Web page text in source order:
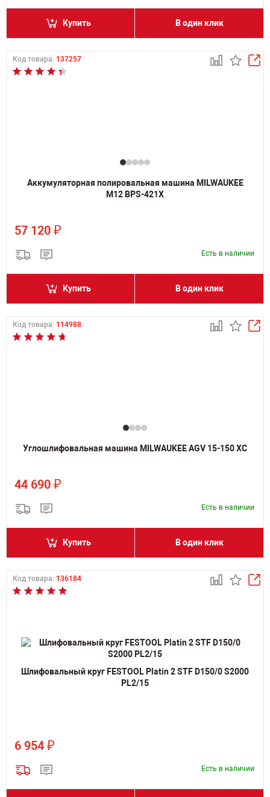
Купить В один клик
Код товара: 137257
Аккумуляторная полировальная машина MILWAUKEE
M12 BPS-421X
57 120 ₽
Есть в наличии
Купить В один клик
Код товара: 114988
Углошлифовальная машина MILWAUKEE AGV 15-150 XC
44 690 ₽
Есть в наличии
Купить В один клик
Код товара: 136184
Шлифовальный круг FESTOOL Platin 2 STF D150/0 S2000
PL2/15
6 954 ₽
Есть в наличии